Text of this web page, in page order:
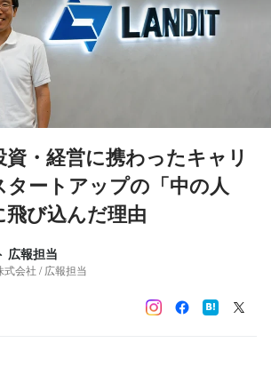
・経営に携わったキャリ
タートアップの「中の人
飛び込んだ理由
広報担当
式会社 / 広報担当